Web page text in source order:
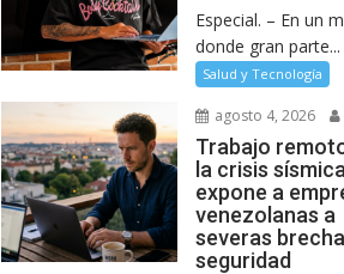
Especial. – En un
donde gran parte...
Salud y Tecnología
agosto 4, 2026
Trabajo
la crisis sísmica
expone a
venezolanas a
severas
seguridad